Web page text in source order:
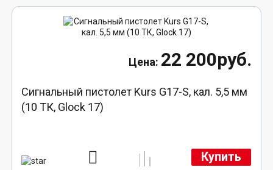
22 200руб.
Сигнальный пистолет Kurs G17-S, кал. 5,5 мм
(10 ТК, Glock 17)
Купить